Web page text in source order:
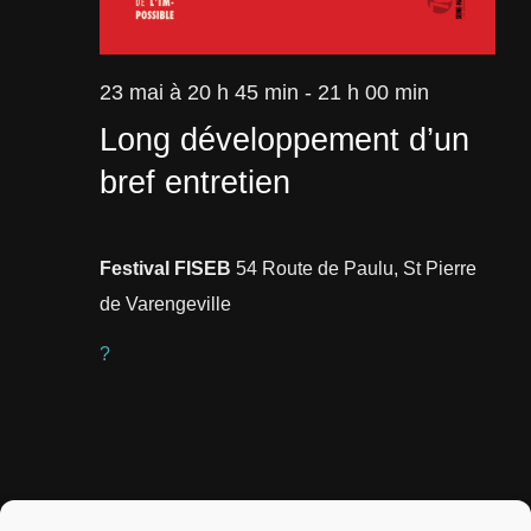
Long développement d’un
bref entretien
23 mai à 20 h 45 min - 21 h 00 min
Festival FISEB 54 Route de Paulu, St Pierre
de Varengeville
?